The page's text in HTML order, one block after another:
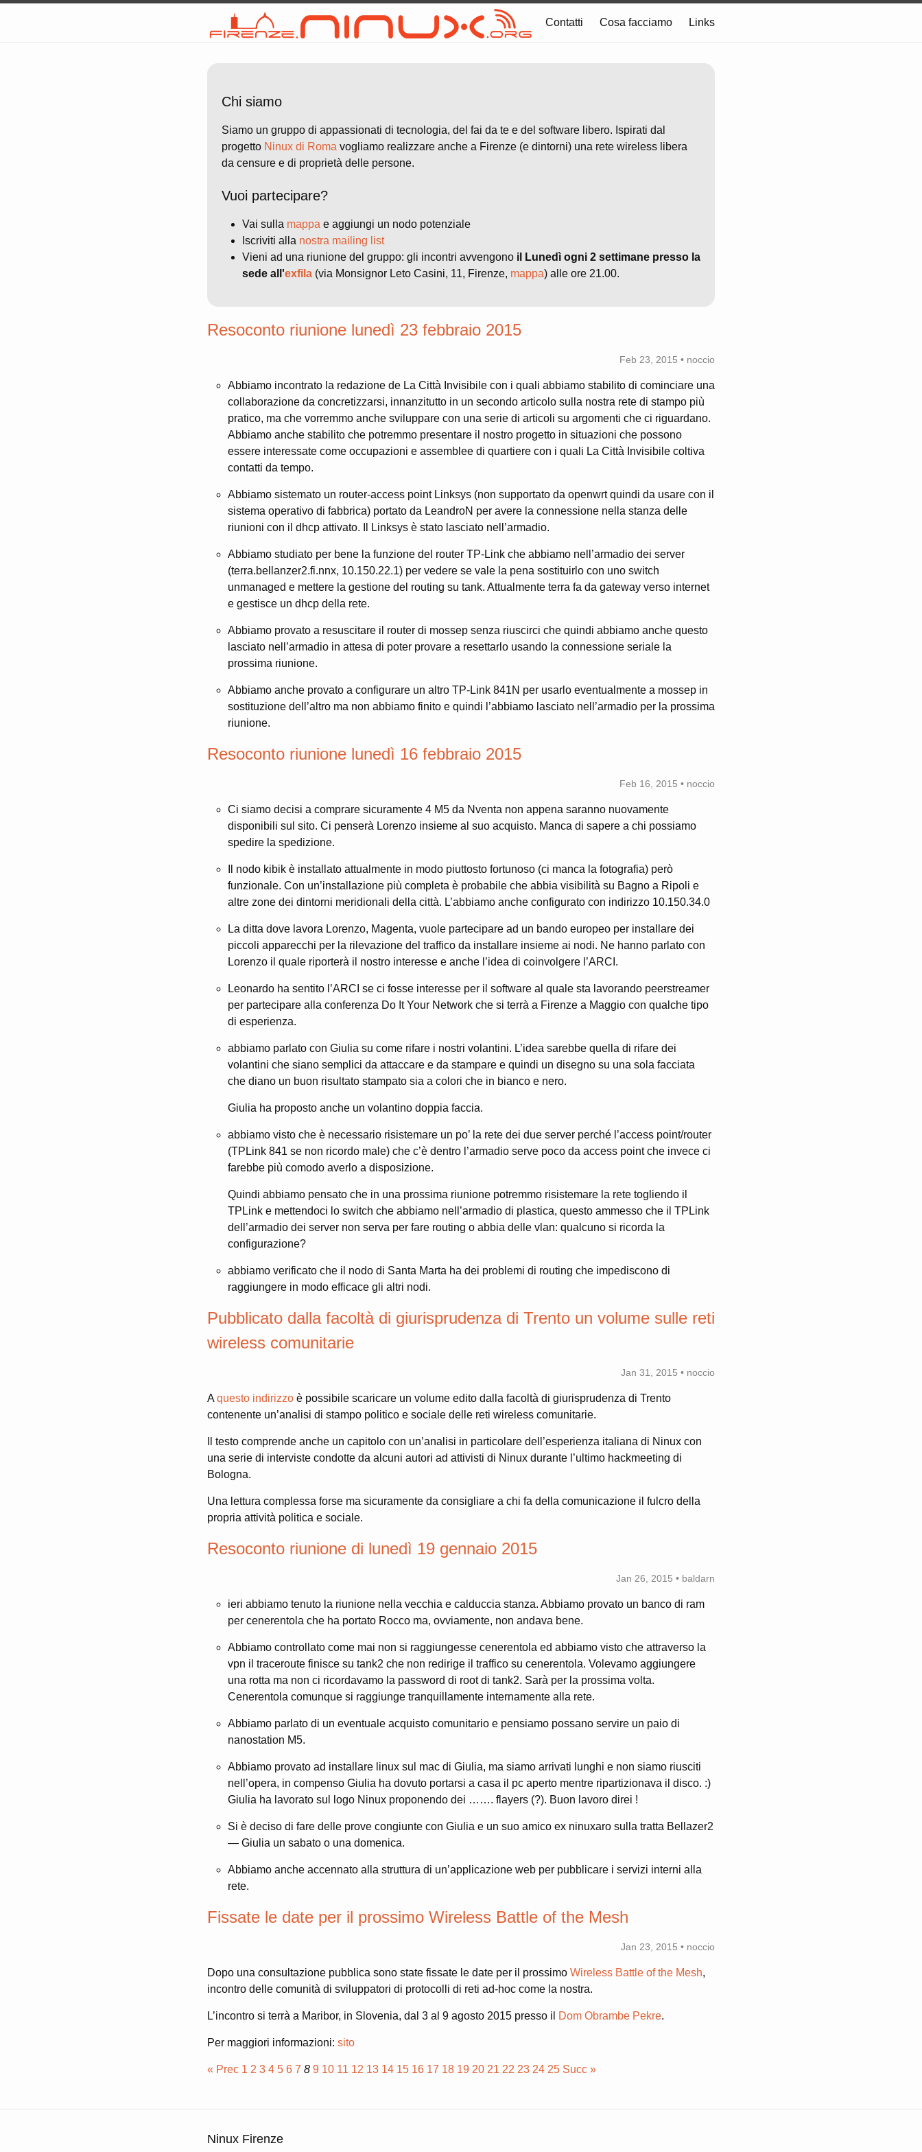
Contatti Cosa facciamo Links
Chi siamo
Siamo un gruppo di appassionati di tecnologia, del fai da te e del software libero. Ispirati dal
progetto Ninux di Roma vogliamo realizzare anche a Firenze (e dintorni) una rete wireless libera
da censure e di proprietà delle persone.
Vuoi partecipare?
Vai sulla mappa e aggiungi un nodo potenziale
Iscriviti alla nostra mailing list
Vieni ad una riunione del gruppo: gli incontri avvengono il Lunedì ogni 2 settimane presso la
sede all'exfila (via Monsignor Leto Casini, 11, Firenze, mappa) alle ore 21.00.
Resoconto riunione lunedì 23 febbraio 2015
Feb 23, 2015 • noccio
Abbiamo incontrato la redazione de La Città Invisibile con i quali abbiamo stabilito di cominciare una
collaborazione da concretizzarsi, innanzitutto in un secondo articolo sulla nostra rete di stampo più
pratico, ma che vorremmo anche sviluppare con una serie di articoli su argomenti che ci riguardano.
Abbiamo anche stabilito che potremmo presentare il nostro progetto in situazioni che possono
essere interessate come occupazioni e assemblee di quartiere con i quali La Città Invisibile coltiva
contatti da tempo.
Abbiamo sistemato un router-access point Linksys (non supportato da openwrt quindi da usare con il
sistema operativo di fabbrica) portato da LeandroN per avere la connessione nella stanza delle
riunioni con il dhcp attivato. Il Linksys è stato lasciato nell’armadio.
Abbiamo studiato per bene la funzione del router TP-Link che abbiamo nell’armadio dei server
(terra.bellanzer2.fi.nnx, 10.150.22.1) per vedere se vale la pena sostituirlo con uno switch
unmanaged e mettere la gestione del routing su tank. Attualmente terra fa da gateway verso internet
e gestisce un dhcp della rete.
Abbiamo provato a resuscitare il router di mossep senza riuscirci che quindi abbiamo anche questo
lasciato nell’armadio in attesa di poter provare a resettarlo usando la connessione seriale la
prossima riunione.
Abbiamo anche provato a configurare un altro TP-Link 841N per usarlo eventualmente a mossep in
sostituzione dell’altro ma non abbiamo finito e quindi l’abbiamo lasciato nell’armadio per la prossima
riunione.
Resoconto riunione lunedì 16 febbraio 2015
Feb 16, 2015 • noccio
Ci siamo decisi a comprare sicuramente 4 M5 da Nventa non appena saranno nuovamente
disponibili sul sito. Ci penserà Lorenzo insieme al suo acquisto. Manca di sapere a chi possiamo
spedire la spedizione.
Il nodo kibik è installato attualmente in modo piuttosto fortunoso (ci manca la fotografia) però
funzionale. Con un’installazione più completa è probabile che abbia visibilità su Bagno a Ripoli e
altre zone dei dintorni meridionali della città. L’abbiamo anche configurato con indirizzo 10.150.34.0
La ditta dove lavora Lorenzo, Magenta, vuole partecipare ad un bando europeo per installare dei
piccoli apparecchi per la rilevazione del traffico da installare insieme ai nodi. Ne hanno parlato con
Lorenzo il quale riporterà il nostro interesse e anche l’idea di coinvolgere l’ARCI.
Leonardo ha sentito l’ARCI se ci fosse interesse per il software al quale sta lavorando peerstreamer
per partecipare alla conferenza Do It Your Network che si terrà a Firenze a Maggio con qualche tipo
di esperienza.
abbiamo parlato con Giulia su come rifare i nostri volantini. L’idea sarebbe quella di rifare dei
volantini che siano semplici da attaccare e da stampare e quindi un disegno su una sola facciata
che diano un buon risultato stampato sia a colori che in bianco e nero.
Giulia ha proposto anche un volantino doppia faccia.
abbiamo visto che è necessario risistemare un po’ la rete dei due server perché l’access point/router
(TPLink 841 se non ricordo male) che c’è dentro l’armadio serve poco da access point che invece ci
farebbe più comodo averlo a disposizione.
Quindi abbiamo pensato che in una prossima riunione potremmo risistemare la rete togliendo il
TPLink e mettendoci lo switch che abbiamo nell’armadio di plastica, questo ammesso che il TPLink
dell’armadio dei server non serva per fare routing o abbia delle vlan: qualcuno si ricorda la
configurazione?
abbiamo verificato che il nodo di Santa Marta ha dei problemi di routing che impediscono di
raggiungere in modo efficace gli altri nodi.
Pubblicato dalla facoltà di giurisprudenza di Trento un volume sulle reti
wireless comunitarie
Jan 31, 2015 • noccio
Aquesto indirizzo è possibile scaricare un volume edito dalla facoltà di giurisprudenza di Trento
contenente un’analisi di stampo politico e sociale delle reti wireless comunitarie.
Il testo comprende anche un capitolo con un’analisi in particolare dell’esperienza italiana di Ninux con
una serie di interviste condotte da alcuni autori ad attivisti di Ninux durante l’ultimo hackmeeting di
Bologna.
Una lettura complessa forse ma sicuramente da consigliare a chi fa della comunicazione il fulcro della
propria attività politica e sociale.
Resoconto riunione di lunedì 19 gennaio 2015
Jan 26, 2015 • baldarn
ieri abbiamo tenuto la riunione nella vecchia e calduccia stanza. Abbiamo provato un banco di ram
per cenerentola che ha portato Rocco ma, ovviamente, non andava bene.
Abbiamo controllato come mai non si raggiungesse cenerentola ed abbiamo visto che attraverso la
vpn il traceroute finisce su tank2 che non redirige il traffico su cenerentola. Volevamo aggiungere
una rotta ma non ci ricordavamo la password di root di tank2. Sarà per la prossima volta.
Cenerentola comunque si raggiunge tranquillamente internamente alla rete.
Abbiamo parlato di un eventuale acquisto comunitario e pensiamo possano servire un paio di
nanostation M5.
Abbiamo provato ad installare linux sul mac di Giulia, ma siamo arrivati lunghi e non siamo riusciti
nell’opera, in compenso Giulia ha dovuto portarsi a casa il pc aperto mentre ripartizionava il disco. :)
Giulia ha lavorato sul logo Ninux proponendo dei ……. flayers (?). Buon lavoro direi !
Si è deciso di fare delle prove congiunte con Giulia e un suo amico ex ninuxaro sulla tratta Bellazer2
— Giulia un sabato o una domenica.
Abbiamo anche accennato alla struttura di un’applicazione web per pubblicare i servizi interni alla
rete.
Fissate le date per il prossimo Wireless Battle of the Mesh
Jan 23, 2015 • noccio
Dopo una consultazione pubblica sono state fissate le date per il prossimo Wireless Battle of the Mesh,
incontro delle comunità di sviluppatori di protocolli di reti ad-hoc come la nostra.
L’incontro si terrà a Maribor, in Slovenia, dal 3 al 9 agosto 2015 presso il Dom Obrambe Pekre.
Per maggiori informazioni: sito
« Prec 1 2 3 4 5 6 7 8 9 10 11 12 13 14 15 16 17 18 19 20 21 22 23 24 25 Succ »
Ninux Firenze